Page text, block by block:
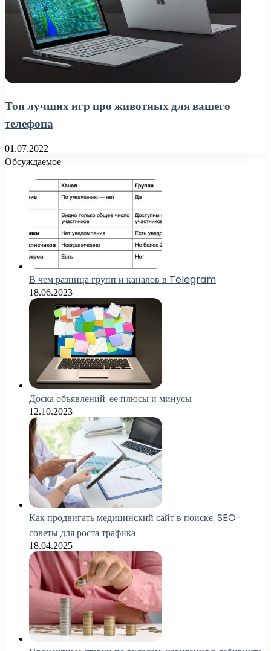
Топ лучших игр про животных для вашего
телефона
01.07.2022
Обсуждаемое
В чем разница групп и каналов в Telegram
18.06.2023
Доска объявлений: ее плюсы и минусы
12.10.2023
Как продвигать медицинский сайт в поиске: SEO-
советы для роста трафика
18.04.2025